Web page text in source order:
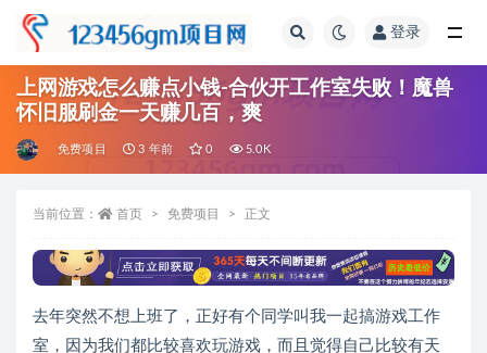
登录
上网游戏怎么赚点小钱-合伙开工作室失败！魔兽
怀旧服刷金一天赚几百，爽
免费项目 3 年前 0 5.0K
当前位置： 首页 免费项目 正文
去年突然不想上班了，正好有个同学叫我一起搞游戏工作
室，因为我们都比较喜欢玩游戏，而且觉得自己比较有天